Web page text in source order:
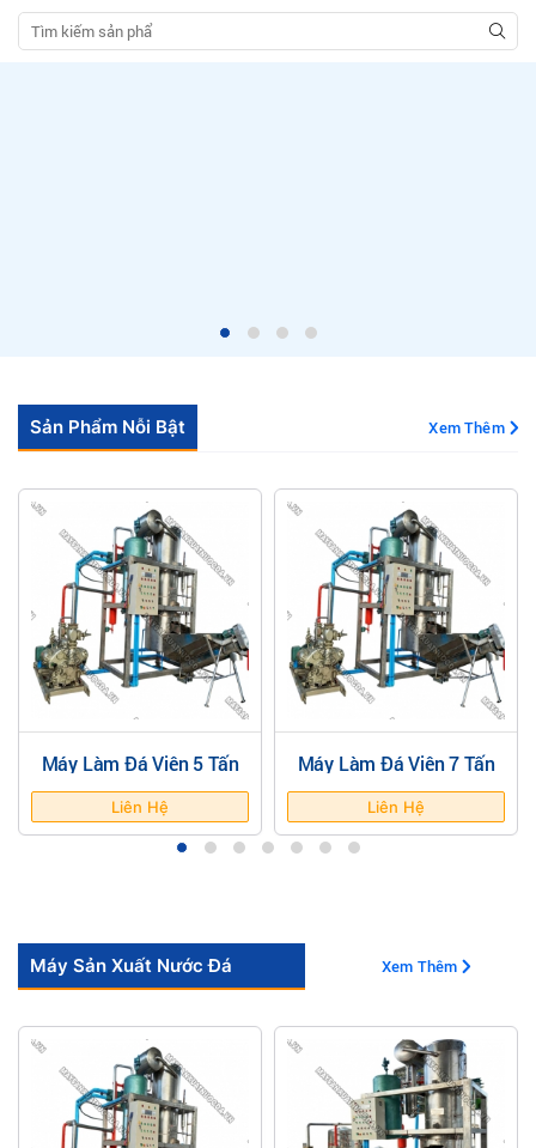
Sản Phẩm Nỗi Bật Xem Thêm
Máy Làm Đá Viên 5 Tấn
Liên Hệ
Máy Làm Đá Viên 7 Tấn
Liên Hệ
Máy Sản Xuất Nước Đá Xem Thêm